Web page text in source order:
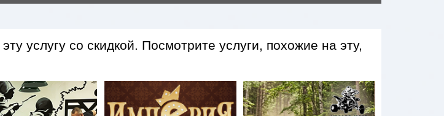
услугу со скидкой. Посмотрите услуги, похожие на эту,